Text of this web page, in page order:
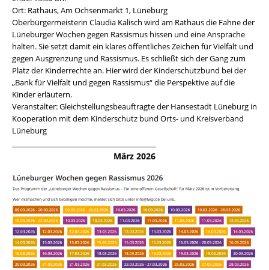
Ort: Rathaus, Am Ochsenmarkt 1, Lüneburg
Oberbürgermeisterin Claudia Kalisch wird am Rathaus die Fahne der
Lüneburger Wochen gegen Rassismus hissen und eine Ansprache
halten. Sie setzt damit ein klares öffentliches Zeichen für Vielfalt und
gegen Ausgrenzung und Rassismus. Es schließt sich der Gang zum
Platz der Kinderrechte an. Hier wird der Kinderschutzbund bei der
„Bank für Vielfalt und gegen Rassismus“ die Perspektive auf die
Kinder erläutern.
Veranstalter: Gleichstellungsbeauftragte der Hansestadt Lüneburg in
Kooperation mit dem Kinderschutz bund Orts- und Kreisverband
Lüneburg
März 2026